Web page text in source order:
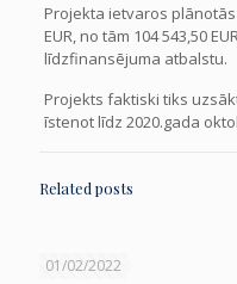
Projekta ietvaros
EUR, no tām 104 543,50
līdzfinansējuma atbalstu.
Projekts faktiski tiks
īstenot līdz 2020.gada
Related posts
01/02/2022